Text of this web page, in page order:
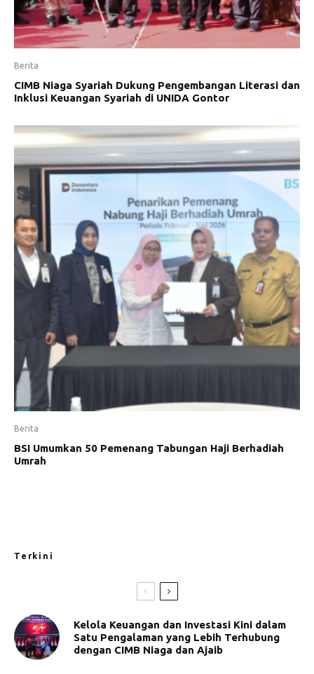
Berita
CIMB Niaga Syariah Dukung Pengembangan Literasi dan
Inklusi Keuangan Syariah di UNIDA Gontor
Berita
BSI Umumkan 50 Pemenang Tabungan Haji Berhadiah
Umrah
Terkini
Kelola Keuangan dan Investasi Kini dalam
Satu Pengalaman yang Lebih Terhubung
dengan CIMB Niaga dan Ajaib